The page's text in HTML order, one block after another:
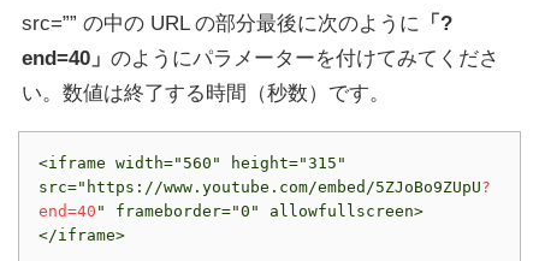
src=”” の中の URL の部分最後に次のように 「?
end=40」 のようにパラメーターを付けてみてくださ
い。数値は終了する時間（秒数）です。
<iframe width="560" height="315"
src="https://www.youtube.com/embed/5ZJoBo9ZUpU?
end=40 " frameborder="0" allowfullscreen>
</iframe>